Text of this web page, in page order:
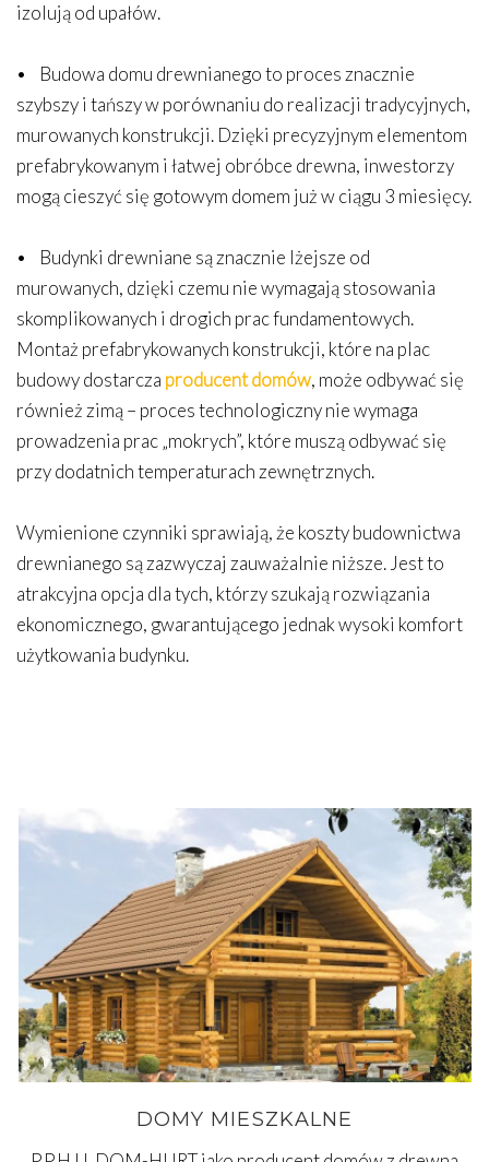
izolują od upałów.
• Budowa domu drewnianego to proces znacznie
szybszy i tańszy w porównaniu do realizacji tradycyjnych,
murowanych konstrukcji. Dzięki precyzyjnym elementom
prefabrykowanym i łatwej obróbce drewna, inwestorzy
mogą cieszyć się gotowym domem już w ciągu 3 miesięcy.
• Budynki drewniane są znacznie lżejsze od
murowanych, dzięki czemu nie wymagają stosowania
skomplikowanych i drogich prac fundamentowych.
Montaż prefabrykowanych konstrukcji, które na plac
budowy dostarcza producent domów, może odbywać się
również zimą – proces technologiczny nie wymaga
prowadzenia prac „mokrych”, które muszą odbywać się
przy dodatnich temperaturach zewnętrznych.
Wymienione czynniki sprawiają, że koszty budownictwa
drewnianego są zazwyczaj zauważalnie niższe. Jest to
atrakcyjna opcja dla tych, którzy szukają rozwiązania
ekonomicznego, gwarantującego jednak wysoki komfort
użytkowania budynku.
DOMY MIESZKALNE